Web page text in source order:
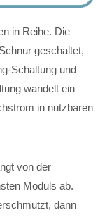
in Reihe. Die
geschaltet,
Schaltung und
wandelt ein
in nutzbaren
von der
Moduls ab.
dann